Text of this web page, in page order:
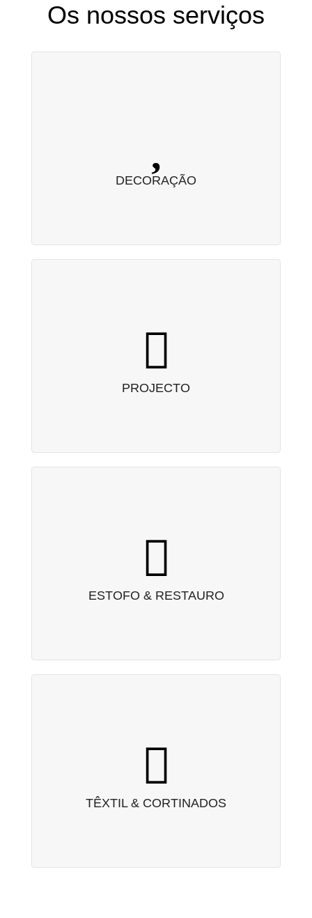
Os nossos serviços
DECORAÇÃO
PROJECTO
Plantas, Simulações 3D, mood-board…
ESTOFO & RESTAURO
ESTOFO & RESTAURO
TÊXTIL & CORTINADOS
TÊXTIL & CORTINADOS
Vasta gama de tecidos de qualidade ao melhor
preço.